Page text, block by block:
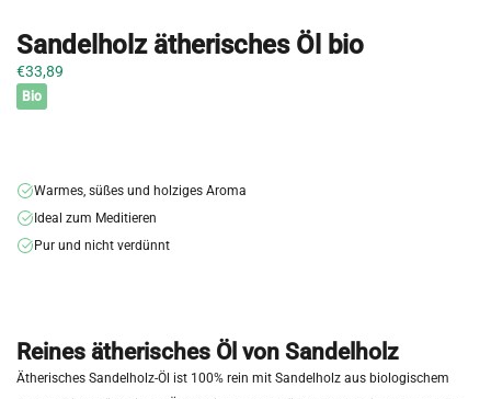
Sandelholz ätherisches Öl bio
€33,89
Bio
Warmes, süßes und holziges Aroma
Ideal zum Meditieren
Pur und nicht verdünnt
Reines ätherisches Öl von Sandelholz
Ätherisches Sandelholz-Öl ist 100% rein mit Sandelholz aus biologischem